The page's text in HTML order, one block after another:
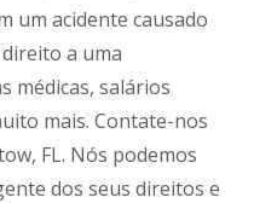
um acidente causado
a uma
médicas, salários
mais. Contate-nos
FL. Nós podemos
dos seus direitos e